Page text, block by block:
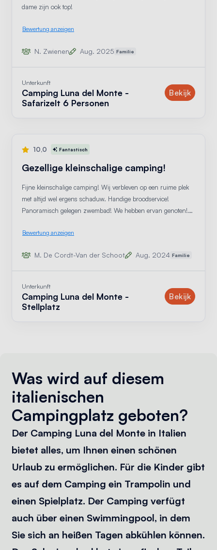
dame zijn ook top!
Bewertung anzeigen
N. Zwienen Aug. 2025 Familie
Camping Luna del Monte -
Safarizelt 6 Personen
Unterkunft
Bekijk
10,0 Fantastisch
Gezellige kleinschalige camping!
Fijne kleinschalige camping! Wij verbleven op een ruime plek
met altijd wel ergens schaduw. Handige broodservice!
Panoramisch gelegen zwembad! We hebben ervan genoten!
(Deze tip mag je uit de review halen, vooraleer hij openbaar
Bewertung anzeigen
M. De Cordt-Van der Schoot Aug. 2024 Familie
Camping Luna del Monte -
Stellplatz
Unterkunft
Bekijk
Was wird auf diesem
italienischen
Campingplatz geboten?
Der Camping Luna del Monte in Italien
bietet alles, um Ihnen einen schönen
Urlaub zu ermöglichen. Für die Kinder gibt
es auf dem Camping ein Trampolin und
einen Spielplatz. Der Camping verfügt
auch über einen Swimmingpool, in dem
Sie sich an heißen Tagen abkühlen können.